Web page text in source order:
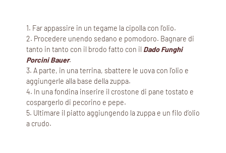
1. Far appassire in un tegame la cipolla con l’olio.
2. Procedere unendo sedano e pomodoro. Bagnare di
tanto in tanto con il brodo fatto con il Dado Funghi
Porcini Bauer.
3. A parte, in una terrina, sbattere le uova con l’olio e
aggiungerle alla base della zuppa.
4. In una fondina inserire il crostone di pane tostato e
cospargerlo di pecorino e pepe.
5. Ultimare il piatto aggiungendo la zuppa e un filo d’olio
a crudo.